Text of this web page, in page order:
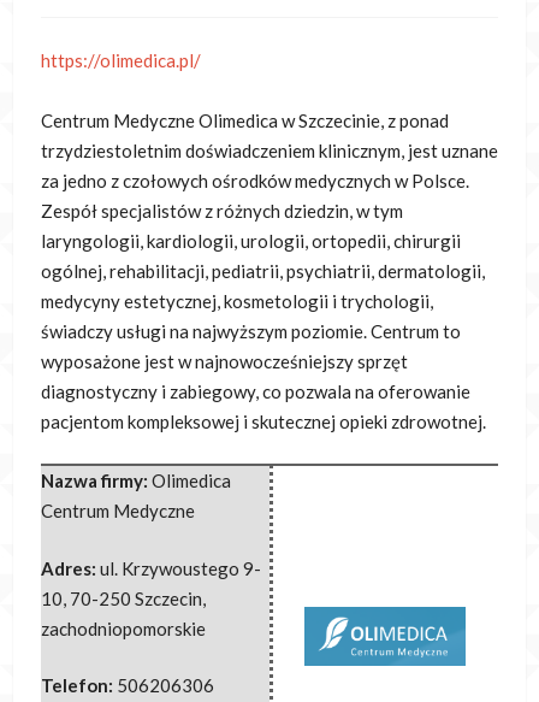
https://olimedica.pl/
Centrum Medyczne Olimedica w Szczecinie, z ponad
trzydziestoletnim doświadczeniem klinicznym, jest uznane
za jedno z czołowych ośrodków medycznych w Polsce.
Zespół specjalistów z różnych dziedzin, w tym
laryngologii, kardiologii, urologii, ortopedii, chirurgii
ogólnej, rehabilitacji, pediatrii, psychiatrii, dermatologii,
medycyny estetycznej, kosmetologii i trychologii,
świadczy usługi na najwyższym poziomie. Centrum to
wyposażone jest w najnowocześniejszy sprzęt
diagnostyczny i zabiegowy, co pozwala na oferowanie
pacjentom kompleksowej i skutecznej opieki zdrowotnej.
Nazwa firmy: Olimedica
Centrum Medyczne
Adres: ul. Krzywoustego 9-
10, 70-250 Szczecin,
zachodniopomorskie
Telefon: 506206306